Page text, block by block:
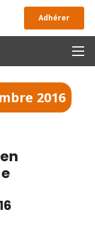
Adhérer
2016